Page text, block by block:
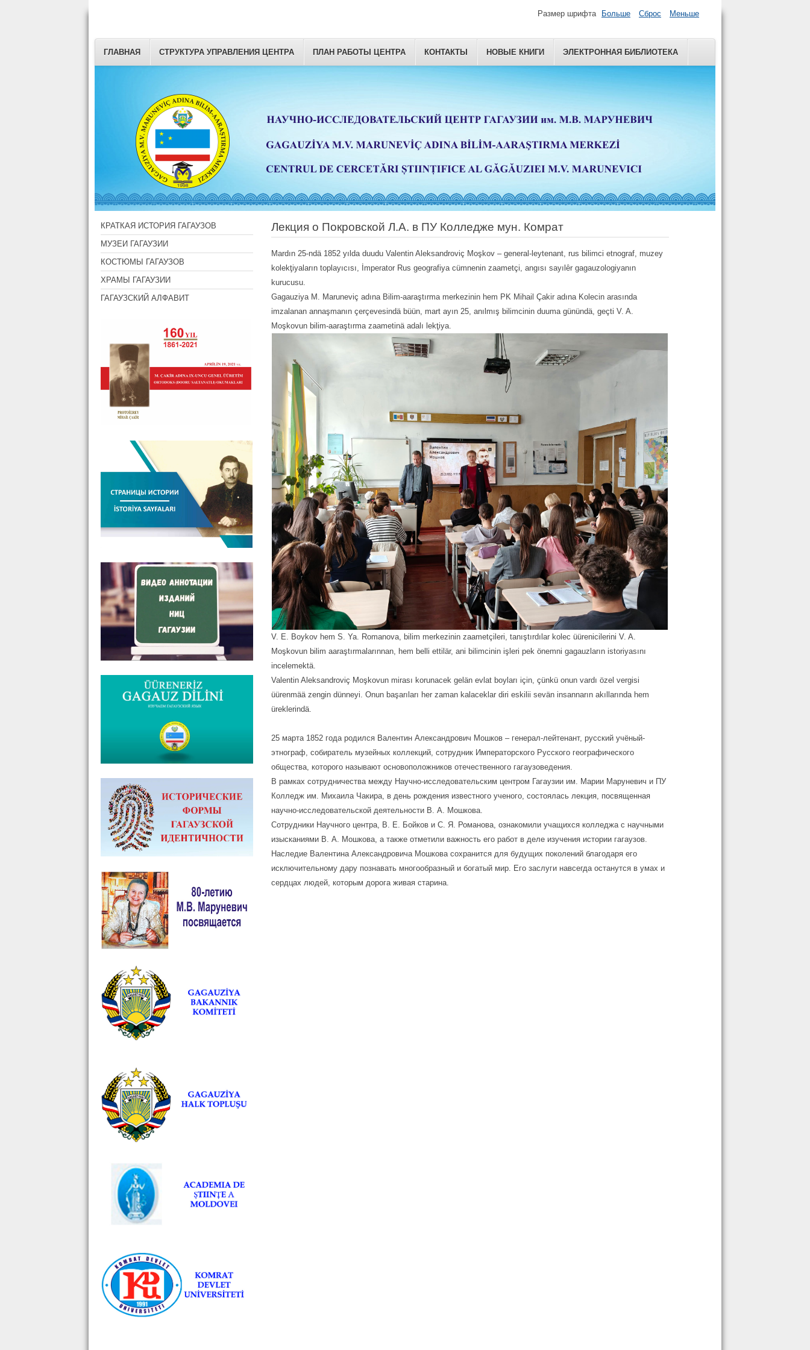
ГЛАВНАЯ СТРУКТУРА УПРАВЛЕНИЯ ЦЕНТРА ПЛАН РАБОТЫ ЦЕНТРА КОНТАКТЫ НОВЫЕ КНИГИ ЭЛЕКТРОННАЯ БИБЛИОТЕКА
Размер шрифта Больше Сброс Меньше
КРАТКАЯ ИСТОРИЯ ГАГАУЗОВ
МУЗЕИ ГАГАУЗИИ
КОСТЮМЫ ГАГАУЗОВ
ХРАМЫ ГАГАУЗИИ
ГАГАУЗСКИЙ АЛФАВИТ
Лекция о Покровской Л.А. в ПУ Колледже мун. Комрат
Mardın 25-ndä 1852 yılda duudu Valentin Aleksandroviç Moşkov – general-leytenant, rus bilimci etnograf, muzey
kolekţiyaların toplayıcısı, İmperator Rus geografiya cümnenin zaametçi, angısı sayılȇr gagauzologiyanın
kurucusu.
Gagauziya M. Maruneviç adına Bilim-aaraştırma merkezinin hem PK Mihail Çakir adına Kolecin arasında
imzalanan annaşmanın çerçevesindä büün, mart ayın 25, anılmış bilimcinin duuma günündä, geçti V. A.
Moşkovun bilim-aaraştırma zaametinä adalı lekţiya.
V. E. Boykov hem S. Ya. Romanova, bilim merkezinin zaametçileri, tanıştırdılar kolec üürenicilerini V. A.
Moşkovun bilim aaraştırmalarınnan, hem belli ettilär, ani bilimcinin işleri pek önemni gagauzların istoriyasını
incelemektä.
Valentin Aleksandroviç Moşkovun mirası korunacek gelän evlat boyları için, çünkü onun vardı özel vergisi
üürenmää zengin dünneyi. Onun başarıları her zaman kalaceklar diri eskilii sevän insannarın akıllarında hem
üreklerindä.
25 марта 1852 года родился Валентин Александрович Мошков – генерал-лейтенант, русский учёный-
этнограф, собиратель музейных коллекций, сотрудник Императорского Русского географического
общества, которого называют основоположников отечественного гагаузоведения.
В рамках сотрудничества между Научно-исследовательским центром Гагаузии им. Марии Маруневич и ПУ
Колледж им. Михаила Чакира, в день рождения известного ученого, состоялась лекция, посвященная
научно-исследовательской деятельности В. А. Мошкова.
Сотрудники Научного центра, В. Е. Бойков и С. Я. Романова, ознакомили учащихся колледжа с научными
изысканиями В. А. Мошкова, а также отметили важность его работ в деле изучения истории гагаузов.
Наследие Валентина Александровича Мошкова сохранится для будущих поколений благодаря его
исключительному дару познавать многообразный и богатый мир. Его заслуги навсегда останутся в умах и
сердцах людей, которым дорога живая старина.